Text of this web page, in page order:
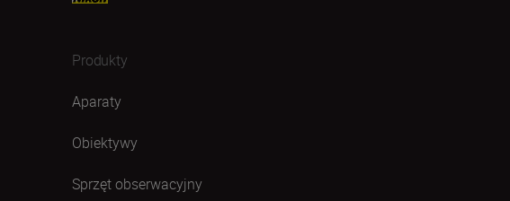
Produkty
Aparaty
Obiektywy
Sprzęt obserwacyjny